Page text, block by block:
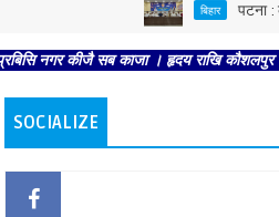
बिहार पटना : कांग्रेस
कीजै सब काजा । हृदय राखि कौशलपुर राजा।।
SOCIALIZE